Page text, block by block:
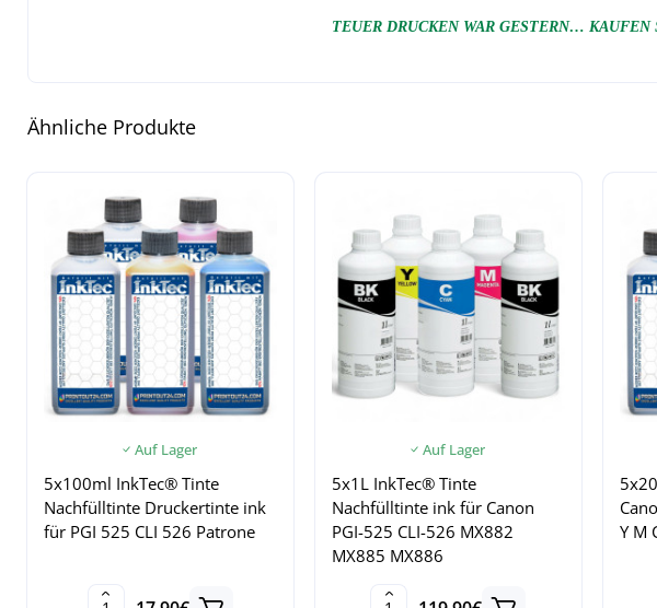
TEUER DRUCKEN WAR GESTERN…
Ähnliche Produkte
Auf Lager
5x100ml InkTec® Tinte
Nachfülltinte Druckertinte ink
für PGI 525 CLI 526 Patrone
Auf Lager
5x1L InkTec® Tinte
Nachfülltinte ink für Canon
PGI-525 CLI-526 MX882
MX885 MX886
Y M